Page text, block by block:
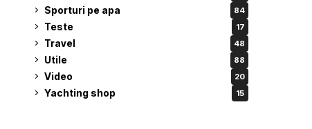
Sporturi pe apa 84
Teste 17
Travel 48
Utile 88
Video 20
Yachting shop 15